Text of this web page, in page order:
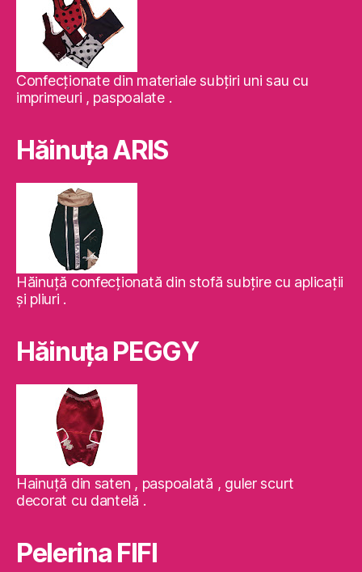
Confecţionate din materiale subţiri uni sau cu
imprimeuri , paspoalate .
Hăinuţa ARIS
Hăinuţă confecţionată din stofă subţire cu aplicaţii
şi pliuri .
Hăinuţa PEGGY
Hainuţă din saten , paspoalată , guler scurt
decorat cu dantelă .
Pelerina FIFI